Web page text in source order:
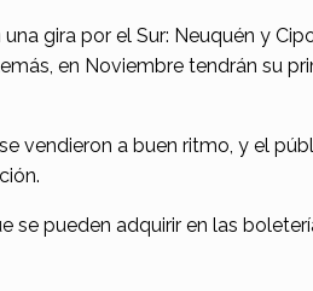
gira por el Sur: Neuquén y
en Noviembre tendrán su
vendieron a buen ritmo, y el
se pueden adquirir en las